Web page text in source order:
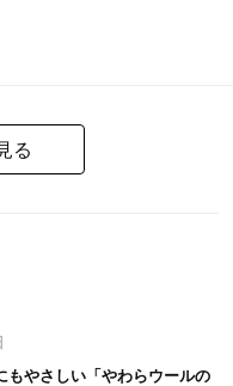
る
もやさしい「やわらウールの